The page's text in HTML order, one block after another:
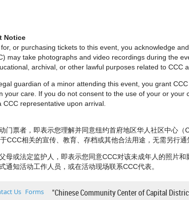
Notice
or purchasing tickets to this event, you acknowledge
may take photographs and video recordings during the
archival, or other lawful purposes related to CCC
guardian of a minor attending this event, you grant
your care. If you do not consent to the use of your or your
representative upon arrival.
门票者，即表示您理解并同意纽约首府地区华人社区中心
CCC相关的宣传、教育、存档或其他合法用途，无需另行通
母或法定监护人，即表示您同意CCC对该未成年人的照片
通知活动工作人员，或在活动现场联系CCC代表。
Us Forms "Chinese Community Center of Capital